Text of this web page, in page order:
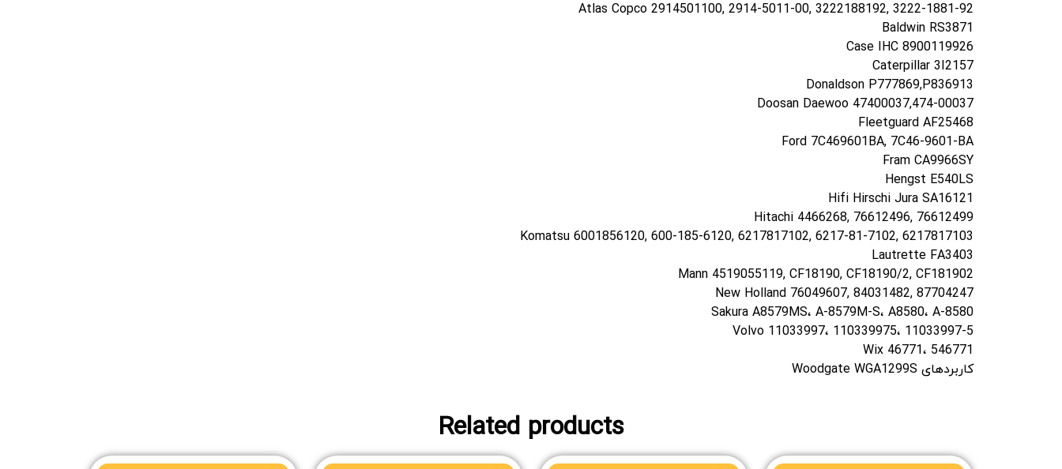
Atlas Copco 2914501100, 2914-5011-00, 3222188192, 3222-1881-92
Baldwin RS3871
Case IHC 8900119926
Caterpillar 3I2157
Donaldson P777869,P836913
Doosan Daewoo 47400037,474-00037
Fleetguard AF25468
Ford 7C469601BA, 7C46-9601-BA
Fram CA9966SY
Hengst E540LS
Hifi Hirschi Jura SA16121
Hitachi 4466268, 76612496, 76612499
Komatsu 6001856120, 600-185-6120, 6217817102, 6217-81-7102, 6217817103
Lautrette FA3403
Mann 4519055119, CF18190, CF18190/2, CF181902
New Holland 76049607, 84031482, 87704247
Sakura A8579MS، A-8579M-S، A8580، A-8580
Volvo 11033997، 110339975، 11033997-5
Wix 46771، 546771
کاربردهای Woodgate WGA1299S
Related products